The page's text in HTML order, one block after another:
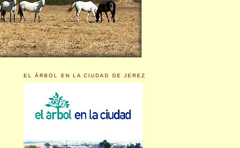
EL ÁRBOL EN LA CIUDAD DE JEREZ